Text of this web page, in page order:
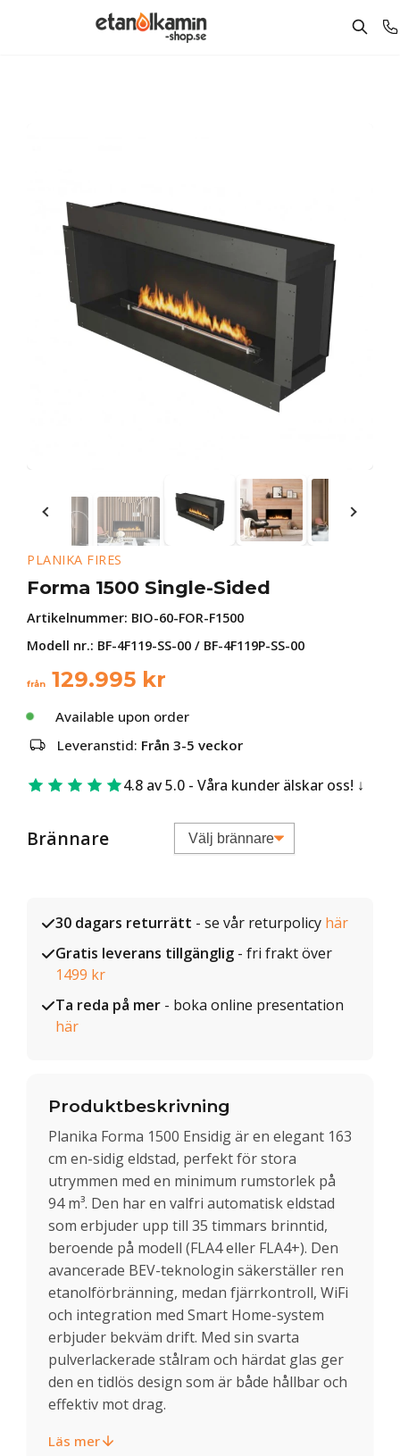
PLANIKA FIRES
Forma 1500 Single-Sided
Artikelnummer: BIO-60-FOR-F1500
Modell nr.: BF-4F119-SS-00 / BF-4F119P-SS-00
från 129.995 kr
Available upon order
Leveranstid: Från 3-5 veckor
4.8 av 5.0 - Våra kunder älskar oss!
Brännare
30 dagars returrätt - se vår returpolicy här
Gratis leverans tillgänglig - fri frakt över
1499 kr
Ta reda på mer - boka online presentation
här
Produktbeskrivning
Planika Forma 1500 Ensidig är en elegant 163
cm en-sidig eldstad, perfekt för stora
utrymmen med en minimum rumstorlek på
94 m³. Den har en valfri automatisk eldstad
som erbjuder upp till 35 timmars brinntid,
beroende på modell (FLA4 eller FLA4+). Den
avancerade BEV-teknologin säkerställer ren
etanolförbränning, medan fjärrkontroll, WiFi
och integration med Smart Home-system
erbjuder bekväm drift. Med sin svarta
pulverlackerade stålram och härdat glas ger
den en tidlös design som är både hållbar och
effektiv mot drag.
Läs mer